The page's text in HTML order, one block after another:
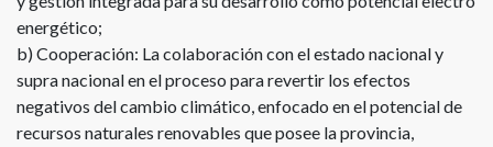
energético;
b) Cooperación: La colaboración con el estado nacional y
supra nacional en el proceso para revertir los efectos
negativos del cambio climático, enfocado en el potencial de
recursos naturales renovables que posee la provincia,